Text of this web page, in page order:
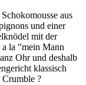
aus
und einer
mit der
a la "mein Mann
Ohr und deshalb
klassisch
?